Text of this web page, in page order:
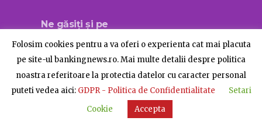
Ne găsiți și pe
© BankingNews - Toate drepturile rezervate
Despre BankingNews Contact Publicitate
Folosim cookies pentru a va oferi o experienta cat mai placuta
pe site-ul bankingnews.ro. Mai multe detalii despre politica
noastra referitoare la protectia datelor cu caracter personal
puteti vedea aici: GDPR - Politica de Confidentialitate
Setari
Cookie
Accepta